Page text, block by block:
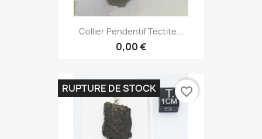
Collier Pendentif Tectite...
0,00 €
RUPTURE DE STOCK favorite_border